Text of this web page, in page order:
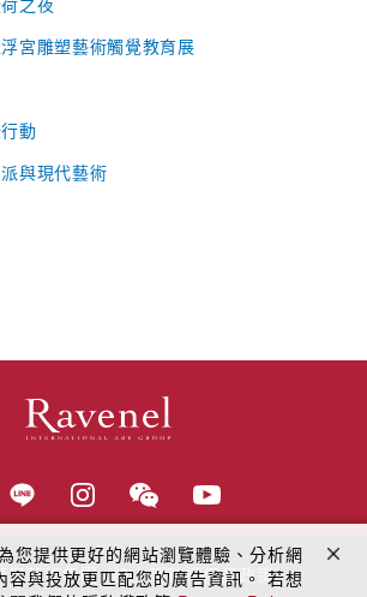
宮雕塑藝術觸覺教育展
動
與現代藝術
奧藝術集團 線上隱私權保護政策
您提供更好的網站瀏覽體驗、分析網
容與投放更匹配您的廣告資訊。 若想